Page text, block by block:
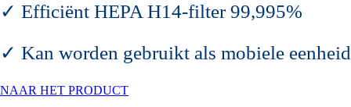
✓ Efficiënt HEPA H14‑filter 99,995%
✓ Kan worden gebruikt als mobiele eenheid
NAAR HET PRODUCT